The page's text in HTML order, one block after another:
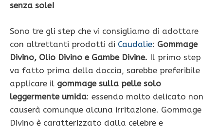
senza sole!
Sono tre gli step che vi consigliamo di adottare
con altrettanti prodotti di Caudalie: Gommage
Divino, Olio Divino e Gambe Divine. Il primo step
va fatto prima della doccia, sarebbe preferibile
applicare il gommage sulla pelle solo
leggermente umida: essendo molto delicato non
causerà comunque alcuna irritazione. Gommage
Divino è caratterizzato dalla celebre e